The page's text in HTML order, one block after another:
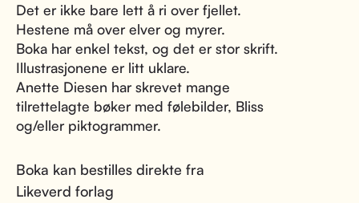
Det er ikke bare lett å ri over fjellet.
Hestene må over elver og myrer.
Boka har enkel tekst, og det er stor skrift.
Illustrasjonene er litt uklare.
Anette Diesen har skrevet mange
tilrettelagte bøker med følebilder, Bliss
og/eller piktogrammer.
Boka kan bestilles direkte fra
Likeverd forlag